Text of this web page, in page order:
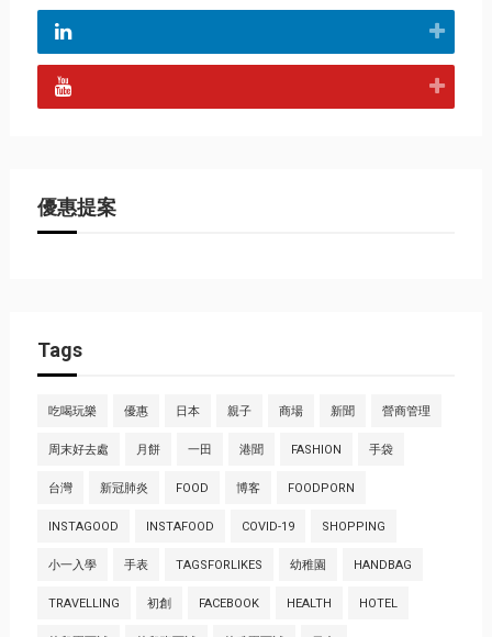
優惠提案
Tags
吃喝玩樂 優惠 日本 親子 商場 新聞 營商管理
周末好去處 月餅 一田 港聞 FASHION 手袋
台灣 新冠肺炎 FOOD 博客 FOODPORN
INSTAGOOD INSTAFOOD COVID-19 SHOPPING
小一入學 手表 TAGSFORLIKES 幼稚園 HANDBAG
TRAVELLING 初創 FACEBOOK HEALTH HOTEL